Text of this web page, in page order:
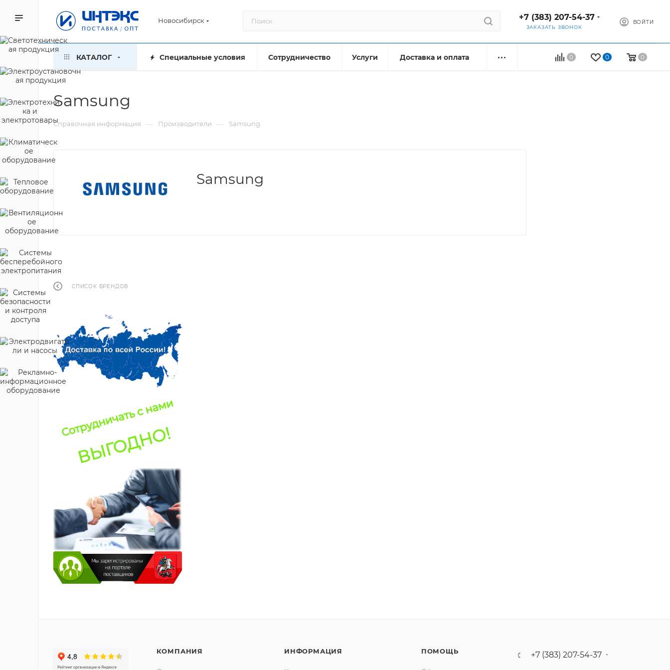
Новосибирск +7 (383) 207-54-37
ЗАКАЗАТЬ ЗВОНОК
ВОЙТИ
0 0 0
КАТАЛОГ Специальные условия Сотрудничество Услуги Доставка и оплата
Samsung
Справочная информация — Производители — Samsung
Samsung
СПИСОК БРЕНДОВ
КОМПАНИЯ ИНФОРМАЦИЯ ПОМОЩЬ +7 (383) 207-54-37